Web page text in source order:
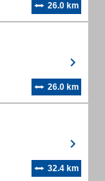
26.0 km
26.0 km
32.4 km